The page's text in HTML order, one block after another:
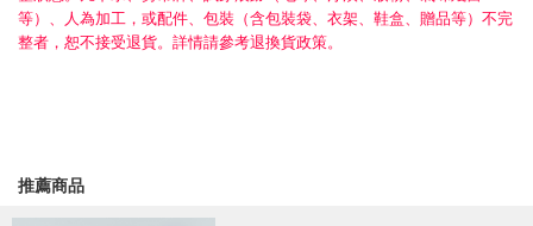
等）、人為加工，或配件、包裝（含包裝袋、衣架、鞋盒、贈品等）不完
整者，恕不接受退貨。詳情請參考退換貨政策。
推薦商品